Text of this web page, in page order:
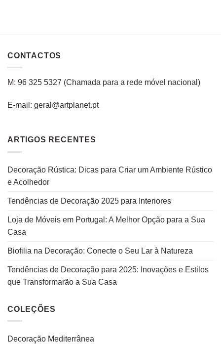
CONTACTOS
M: 96 325 5327 (Chamada para a rede móvel nacional )
E-mail: geral@artplanet.pt
ARTIGOS RECENTES
Decoração Rústica: Dicas para Criar um Ambiente Rústico
e Acolhedor
Tendências de Decoração 2025 para Interiores
Loja de Móveis em Portugal: A Melhor Opção para a Sua
Casa
Biofilia na Decoração: Conecte o Seu Lar à Natureza
Tendências de Decoração para 2025: Inovações e Estilos
que Transformarão a Sua Casa
COLEÇÕES
Decoração Mediterrânea